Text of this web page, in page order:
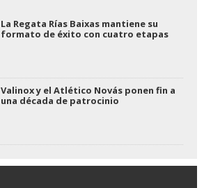
La Regata Rías Baixas mantiene su
formato de éxito con cuatro etapas
Valinox y el Atlético Novás ponen fin a
una década de patrocinio